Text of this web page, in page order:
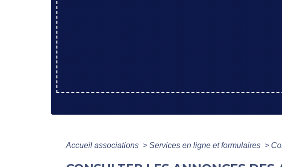
Accueil associations > Services en ligne et formulaires >